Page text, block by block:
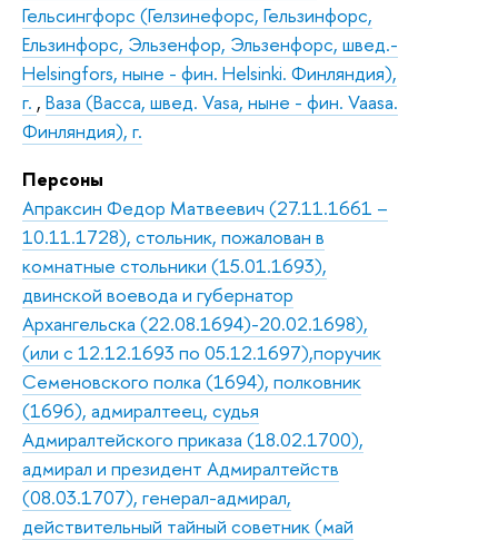
Гельсингфорс (Гелзинефорс, Гельзинфорс,
Ельзинфорс, Эльзенфор, Эльзенфорс, швед.-
Helsingfors, ныне - фин. Helsinki. Финляндия),
г. , Ваза (Васса, швед. Vasa, ныне - фин. Vaasa.
Финляндия), г.
Персоны
Апраксин Федор Матвеевич (27.11.1661 –
10.11.1728), стольник, пожалован в
комнатные стольники (15.01.1693),
двинской воевода и губернатор
Архангельска (22.08.1694)-20.02.1698),
(или с 12.12.1693 по 05.12.1697),поручик
Семеновского полка (1694), полковник
(1696), адмиралтеец, судья
Адмиралтейского приказа (18.02.1700),
адмирал и президент Адмиралтейств
(08.03.1707), генерал-адмирал,
действительный тайный советник (май